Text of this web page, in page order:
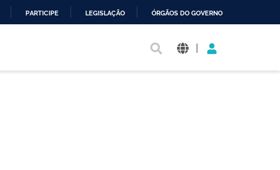
PARTICIPE LEGISLAÇÃO ÓRGÃOS DO GOVERNO
|